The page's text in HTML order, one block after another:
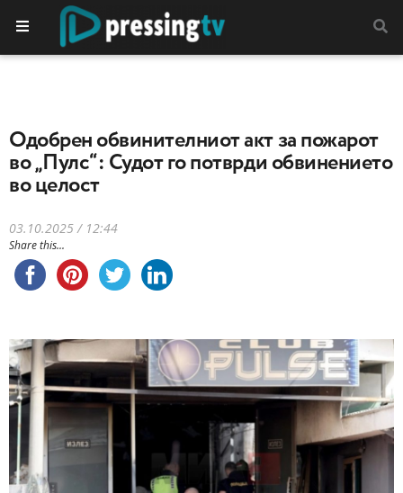
Одобрен обвинителниот акт за пожарот
во „Пулс“: Судот го потврди обвинението
во целост
03.10.2025 / 12:44
Share this...